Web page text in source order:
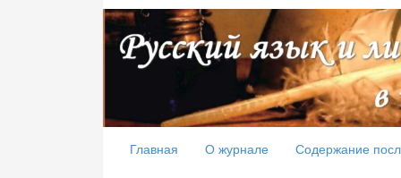
Главная О журнале Содержание